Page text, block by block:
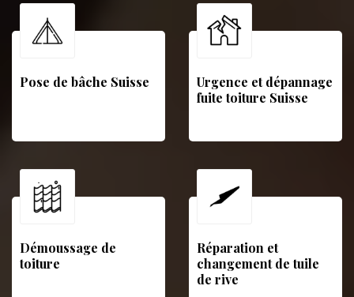
Pose de bâche Suisse
Urgence et dépannage
fuite toiture Suisse
Démoussage de
toiture
Réparation et
changement de tuile
de rive